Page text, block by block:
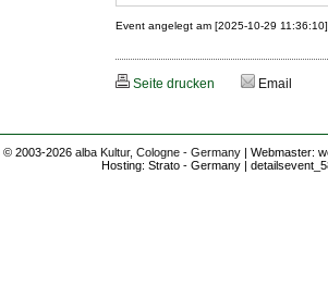
Event angelegt am [2025-10-29
Seite drucken Email
© 2003-2026 alba Kultur, Cologne - Germany | Webmaster:
Hosting: Strato - Germany |